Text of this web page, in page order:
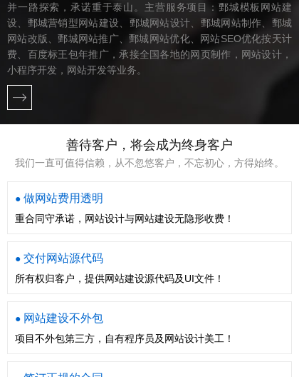
并一路探索，承诺重于泰山。主营服务项目：鄄城模板网站建
设、鄄城营销型网站建设、鄄城网站设计、鄄城网站制作、鄄城
网站改版、鄄城网站推广、鄄城网站优化、网站SEO优化按天计
费、百度标王包年推广，承接全国各地的网页制作，网站设计，
小程序开发，网站开发等业务。
善待客户，将会成为终身客户
我们一直可值得信赖，从不忽悠客户，不忘初心，方得始终。
● 做网站费用透明
重合同守承诺，网站设计与网站建设无隐形收费！
● 交付网站源代码
所有权归客户，提供网站建设源代码及UI文件！
● 网站建设不外包
项目不外包第三方，自有程序员及网站设计美工！